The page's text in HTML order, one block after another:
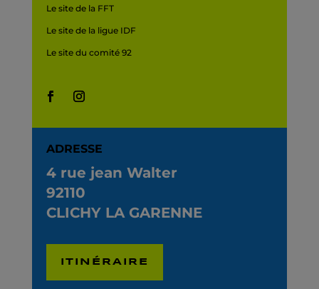
Le site de la FFT
Le site de la ligue IDF
Le site du comité 92
ADRESSE
4 rue jean Walter
92110
CLICHY LA GARENNE
ITINÉRAIRE